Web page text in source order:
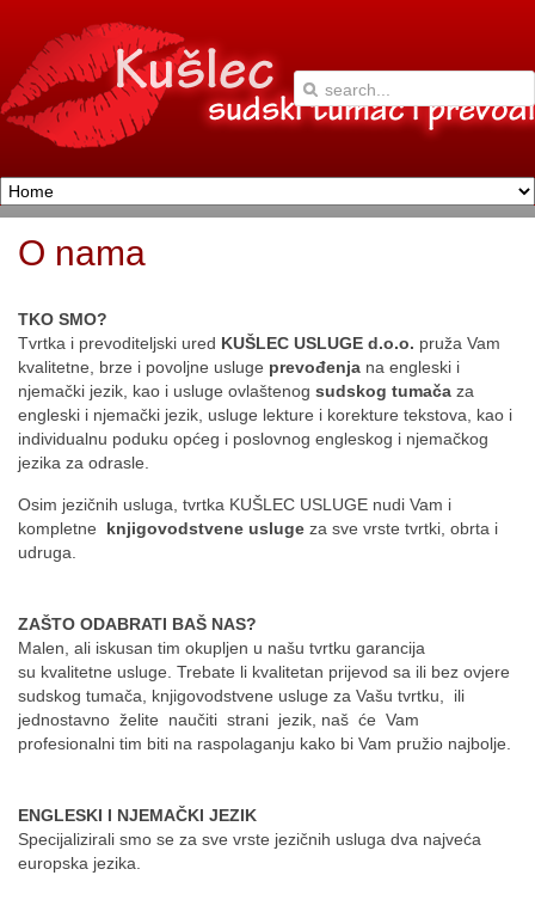
O nama
TKO SMO?
Tvrtka i prevoditeljski ured KUŠLEC USLUGE d.o.o. pruža Vam
kvalitetne, brze i povoljne usluge prevođenja na engleski i
njemački jezik, kao i usluge ovlaštenog sudskog tumača za
engleski i njemački jezik, usluge lekture i korekture tekstova, kao i
individualnu poduku općeg i poslovnog engleskog i njemačkog
jezika za odrasle.
Osim jezičnih usluga, tvrtka KUŠLEC USLUGE nudi Vam i
kompletne knjigovodstvene usluge za sve vrste tvrtki, obrta i
udruga.
ZAŠTO ODABRATI BAŠ NAS?
Malen, ali iskusan tim okupljen u našu tvrtku garancija
su kvalitetne usluge. Trebate li kvalitetan prijevod sa ili bez ovjere
sudskog tumača, knjigovodstvene usluge za Vašu tvrtku, ili
jednostavno želite naučiti strani jezik, naš će Vam
profesionalni tim biti na raspolaganju kako bi Vam pružio najbolje.
ENGLESKI I NJEMAČKI JEZIK
Specijalizirali smo se za sve vrste jezičnih usluga dva najveća
europska jezika.